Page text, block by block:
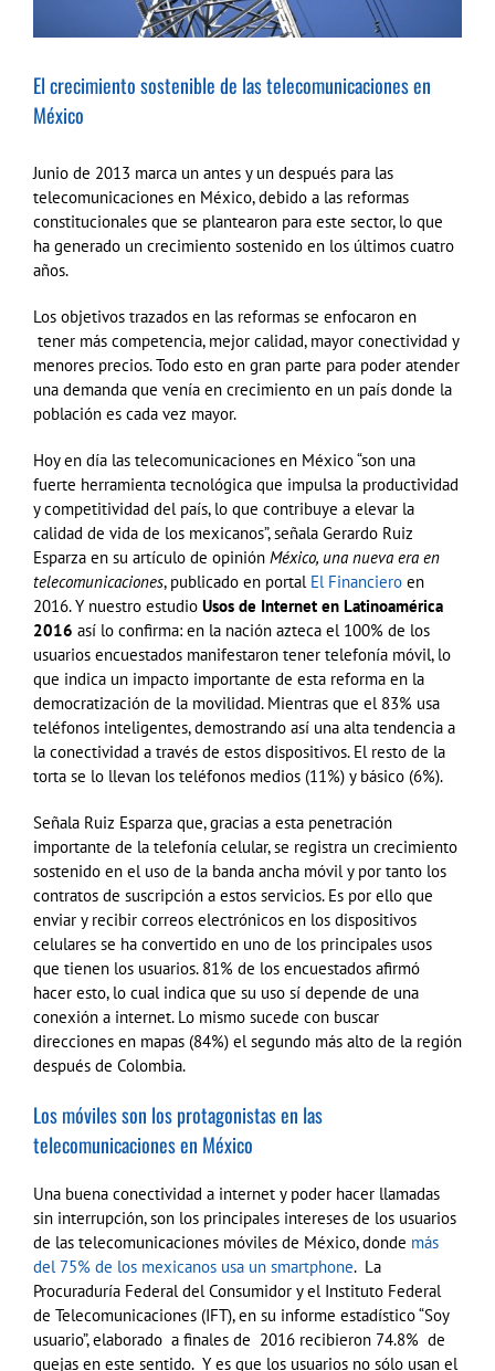
El crecimiento sostenible de las telecomunicaciones en
México
Junio de 2013 marca un antes y un después para las
telecomunicaciones en México, debido a las reformas
constitucionales que se plantearon para este sector, lo que
ha generado un crecimiento sostenido en los últimos cuatro
años.
Los objetivos trazados en las reformas se enfocaron en
tener más competencia, mejor calidad, mayor conectividad y
menores precios. Todo esto en gran parte para poder atender
una demanda que venía en crecimiento en un país donde la
población es cada vez mayor.
Hoy en día las telecomunicaciones en México “son una
fuerte herramienta tecnológica que impulsa la productividad
y competitividad del país, lo que contribuye a elevar la
calidad de vida de los mexicanos”, señala Gerardo Ruiz
Esparza en su artículo de opinión México, una nueva era en
telecomunicaciones, publicado en portal El Financiero en
2016. Y nuestro estudio Usos de Internet en Latinoamérica
2016 así lo confirma: en la nación azteca el 100% de los
usuarios encuestados manifestaron tener telefonía móvil, lo
que indica un impacto importante de esta reforma en la
democratización de la movilidad. Mientras que el 83% usa
teléfonos inteligentes, demostrando así una alta tendencia a
la conectividad a través de estos dispositivos. El resto de la
torta se lo llevan los teléfonos medios (11%) y básico (6%).
Señala Ruiz Esparza que, gracias a esta penetración
importante de la telefonía celular, se registra un crecimiento
sostenido en el uso de la banda ancha móvil y por tanto los
contratos de suscripción a estos servicios. Es por ello que
enviar y recibir correos electrónicos en los dispositivos
celulares se ha convertido en uno de los principales usos
que tienen los usuarios. 81% de los encuestados afirmó
hacer esto, lo cual indica que su uso sí depende de una
conexión a internet. Lo mismo sucede con buscar
direcciones en mapas (84%) el segundo más alto de la región
después de Colombia.
Los móviles son los protagonistas en las
telecomunicaciones en México
Una buena conectividad a internet y poder hacer llamadas
sin interrupción, son los principales intereses de los usuarios
de las telecomunicaciones móviles de México, donde más
del 75% de los mexicanos usa un smartphone. La
Procuraduría Federal del Consumidor y el Instituto Federal
de Telecomunicaciones (IFT), en su informe estadístico “Soy
usuario”, elaborado a finales de 2016 recibieron 74.8% de
quejas en este sentido. Y es que los usuarios no sólo usan el